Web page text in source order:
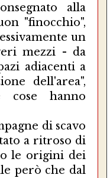
alla
"finocchio",
un
mezzi - da
adiacenti a
dell'area",
cose hanno
di scavo
a ritroso di
le origini dei
però che dal